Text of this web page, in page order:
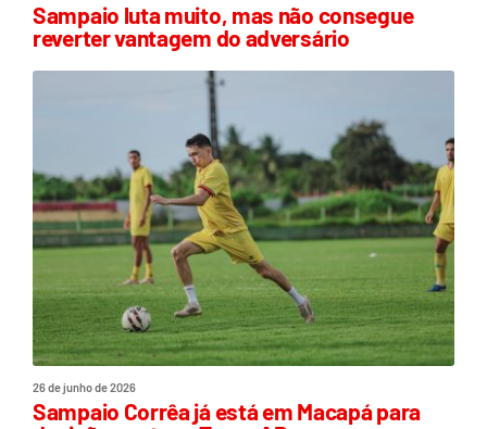
Sampaio luta muito, mas não consegue
reverter vantagem do adversário
26 de junho de 2026
Sampaio Corrêa já está em Macapá para